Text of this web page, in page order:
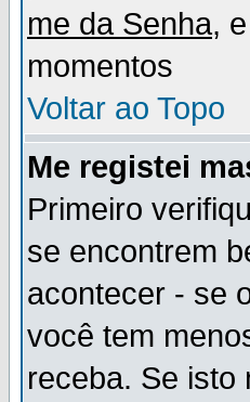
me da Senha,
momentos
Voltar ao Topo
Me registei
Primeiro
se encontrem
acontecer - se
você tem
receba. Se isto